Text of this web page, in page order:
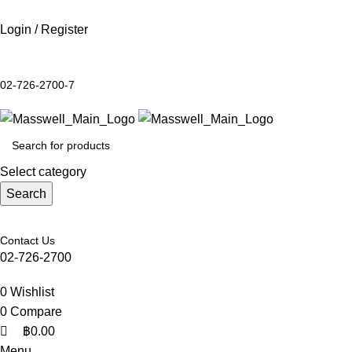
Login / Register
02-726-2700-7
Select category
Search
Contact Us
02-726-2700
0 Wishlist
0 Compare
฿0.00